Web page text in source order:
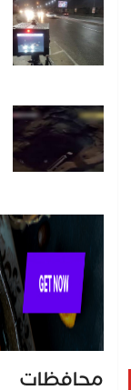
محافظات